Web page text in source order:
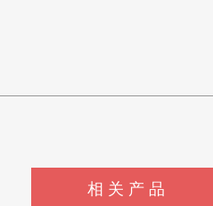
相关产品